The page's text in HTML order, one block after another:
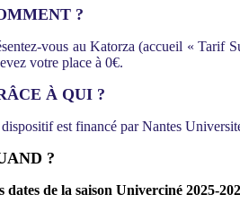
?
vous au Katorza (accueil « Tarif
votre place à 0€.
À QUI ?
est financé par Nantes
?
dates de la saison Univerciné 2025-